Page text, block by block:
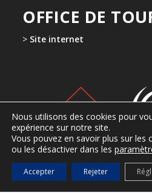
OFFICE DE
> Site internet
Nous utilisons des cookies pour
expérience sur notre site.
Vous pouvez en savoir plus sur les
ou les désactiver dans les
Accepter Rejeter